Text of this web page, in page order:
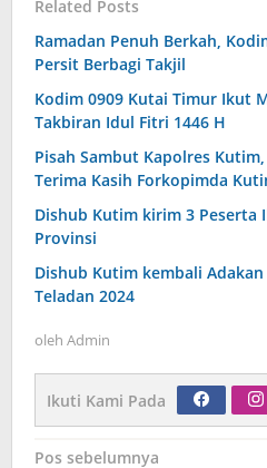
Related Posts
Ramadan Penuh Berkah,
Persit Berbagi Takjil
Kodim 0909 Kutai Timur Ikut
Takbiran Idul Fitri 1446 H
Pisah Sambut Kapolres
Terima Kasih Forkopimda
Dishub Kutim kirim 3 Peserta
Provinsi
Dishub Kutim kembali
Teladan 2024
oleh Admin
Ikuti Kami Pada
Navigasi
Pos sebelumnya